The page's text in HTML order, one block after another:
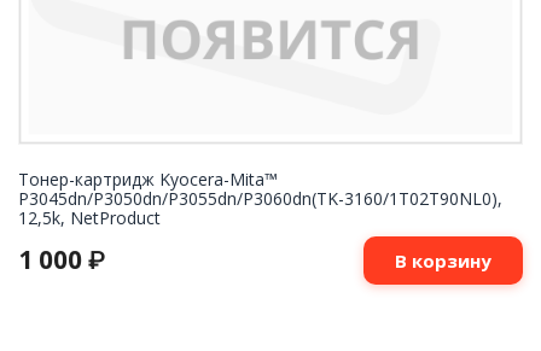
Тонер-картридж Kyocera-Mita™
P3045dn/P3050dn/P3055dn/P3060dn(TK-3160/1T02T90NL0),
12,5k, NetProduct
1 000 ₽ В корзину